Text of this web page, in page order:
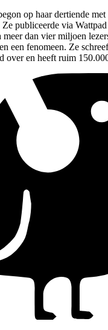
op haar dertiende
publiceerde via Wattpad
meer dan vier miljoen
een fenomeen. Ze
over en heeft ruim